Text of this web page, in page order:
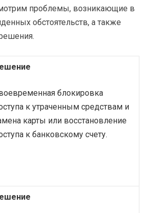
проблемы, возникающие в
обстоятельств, а также
блокировка
к утраченным средствам и
карты или восстановление
к банковскому счету.